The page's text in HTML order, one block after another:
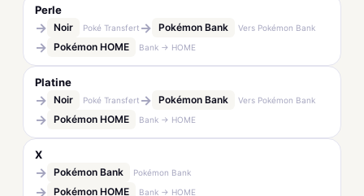
Perle
→ Noir Poké Transfert → Pokémon Bank Vers Pokémon Bank
→ Pokémon HOME Bank → HOME
Platine
→ Noir Poké Transfert → Pokémon Bank Vers Pokémon Bank
→ Pokémon HOME Bank → HOME
X
→ Pokémon Bank Pokémon Bank
→ Pokémon HOME Bank → HOME